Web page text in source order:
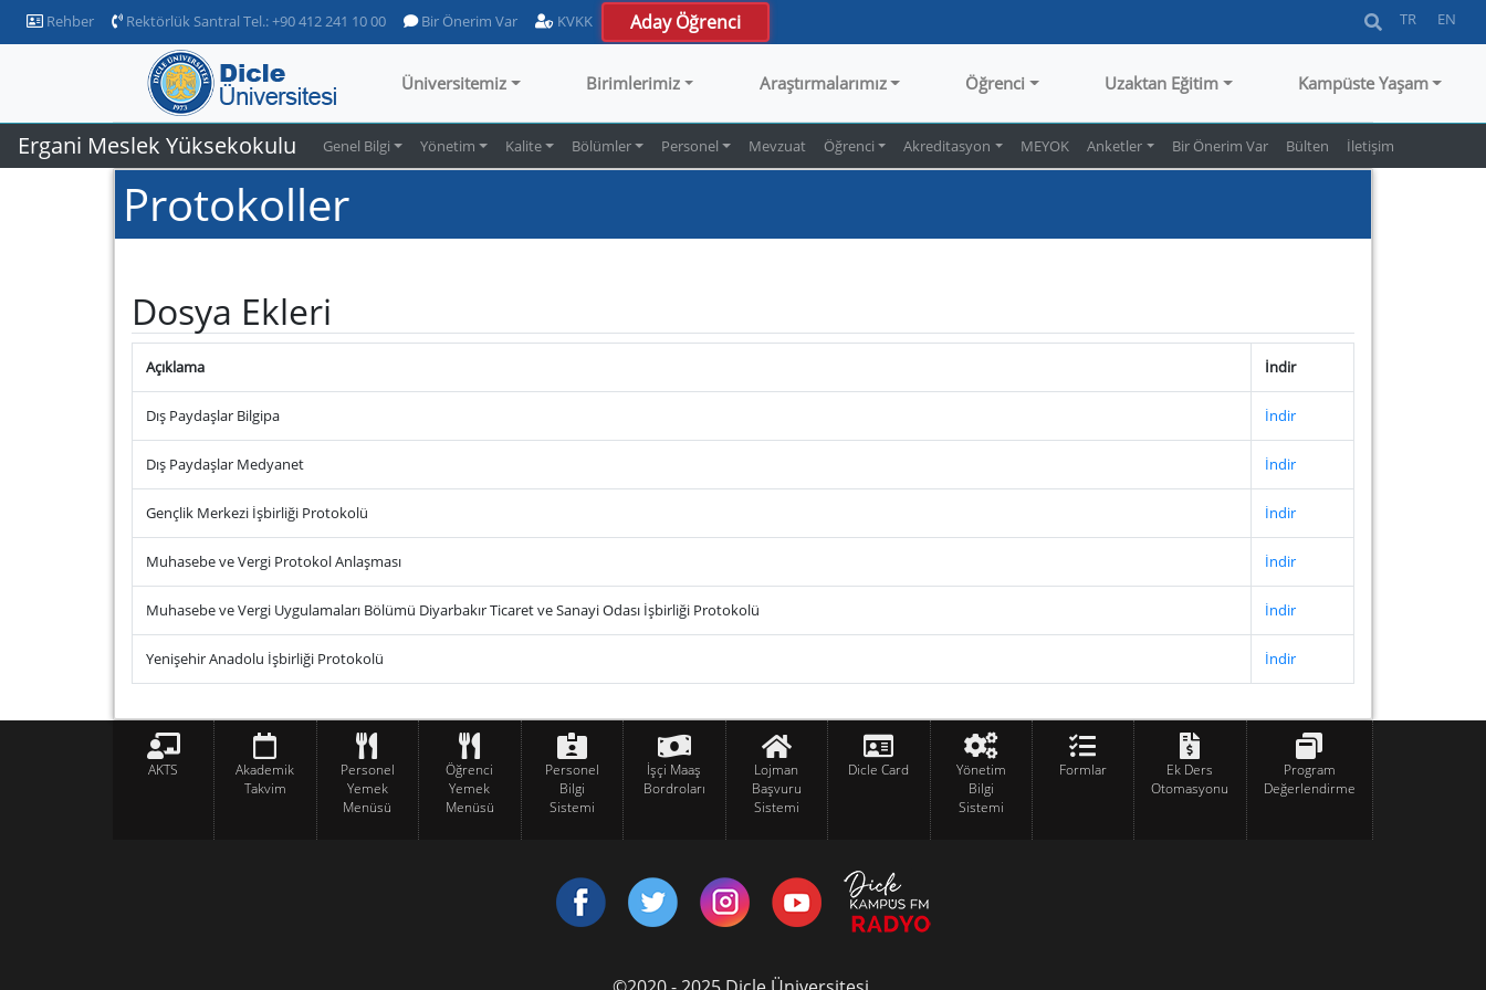
Rehber Rektörlük Santral Tel.: +90 412 241 10 00 Bir Önerim Var KVKK Aday Öğrenci TR EN
Üniversitemiz Birimlerimiz Araştırmalarımız Öğrenci Uzaktan Eğitim Kampüste Yaşam
Ergani Meslek Yüksekokulu Genel Bilgi Yönetim Kalite Bölümler Personel Mevzuat Öğrenci Akreditasyon MEYOK Anketler Bir Önerim Var Bülten İletişim
Protokoller
Dosya Ekleri
Açıklama İndir
Dış Paydaşlar Bilgipa İndir
Dış Paydaşlar Medyanet İndir
Gençlik Merkezi İşbirliği Protokolü İndir
Muhasebe ve Vergi Protokol Anlaşması İndir
Muhasebe ve Vergi Uygulamaları Bölümü Diyarbakır Ticaret ve Sanayi Odası İşbirliği Protokolü İndir
Yenişehir Anadolu İşbirliği Protokolü İndir
AKTS
Akademik
Takvim
Personel
Yemek
Menüsü
Öğrenci
Yemek
Menüsü
Personel
Bilgi
Sistemi
İşçi Maaş
Bordroları
Lojman
Başvuru
Sistemi
Dicle Card
Yönetim
Bilgi
Sistemi
Formlar
Ek Ders
Otomasyonu
Program
Değerlendirme